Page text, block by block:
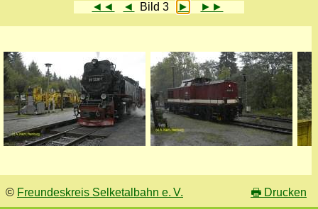
◄◄ ◄ Bild 3 ► ►►
© Freundeskreis Selketalbahn e. V. 🖶 Drucken